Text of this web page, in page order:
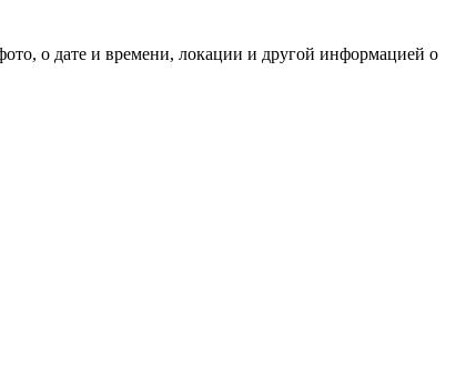
о дате и времени, локации и другой информацией о